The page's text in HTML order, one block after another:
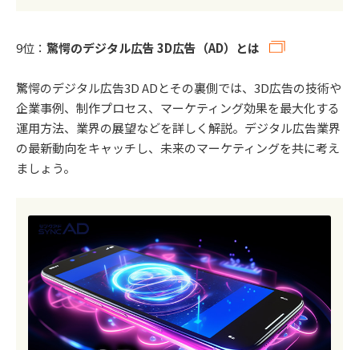
9位： 驚愕のデジタル広告 3D広告（AD）とは
驚愕のデジタル広告3D ADとその裏側では、3D広告の技術や
企業事例、制作プロセス、マーケティング効果を最大化する
運用方法、業界の展望などを詳しく解説。デジタル広告業界
の最新動向をキャッチし、未来のマーケティングを共に考え
ましょう。